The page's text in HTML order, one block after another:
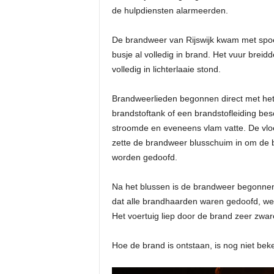
de hulpdiensten alarmeerden.
De brandweer van Rijswijk kwam met
busje al volledig in brand. Het vuur
volledig in lichterlaaie stond.
Brandweerlieden begonnen direct met
brandstoftank of een brandstofleiding
stroomde en eveneens vlam vatte. De
zette de brandweer blusschuim in om
worden gedoofd.
Na het blussen is de brandweer
dat alle brandhaarden waren gedoofd,
Het voertuig liep door de brand zeer
Hoe de brand is ontstaan, is nog niet